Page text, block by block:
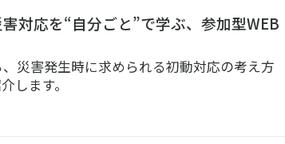
対応を“自分ごと”で学ぶ、参加型WEB
災害発生時に求められる初動対応の考え方
します。